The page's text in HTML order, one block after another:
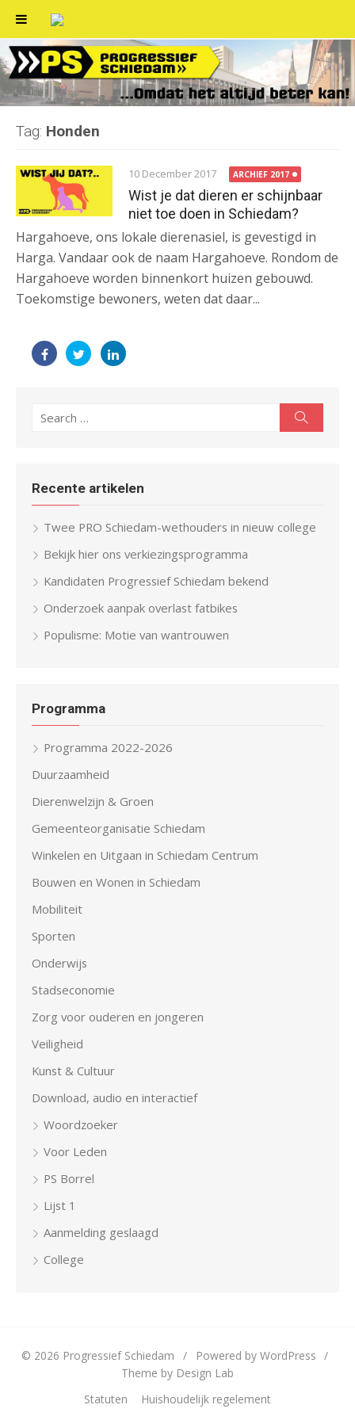
Skip
to
content
Tag: Honden
10 December 2017 ARCHIEF 2017
Wist je dat dieren er schijnbaar
niet toe doen in Schiedam?
Hargahoeve, ons lokale dierenasiel, is gevestigd in
Harga. Vandaar ook de naam Hargahoeve. Rondom de
Hargahoeve worden binnenkort huizen gebouwd.
Toekomstige bewoners, weten dat daar...
for:
Recente artikelen
Twee PRO Schiedam-wethouders in nieuw college
Bekijk hier ons verkiezingsprogramma
Kandidaten Progressief Schiedam bekend
Onderzoek aanpak overlast fatbikes
Populisme: Motie van wantrouwen
Programma
Programma 2022-2026
Duurzaamheid
Dierenwelzijn & Groen
Gemeenteorganisatie Schiedam
Winkelen en Uitgaan in Schiedam Centrum
Bouwen en Wonen in Schiedam
Mobiliteit
Sporten
Onderwijs
Stadseconomie
Zorg voor ouderen en jongeren
Veiligheid
Kunst & Cultuur
Download, audio en interactief
Woordzoeker
Voor Leden
PS Borrel
Lijst 1
Aanmelding geslaagd
College
© 2026 Progressief Schiedam / Powered by WordPress
/
Theme by Design Lab
Statuten
Huishoudelijk regelement